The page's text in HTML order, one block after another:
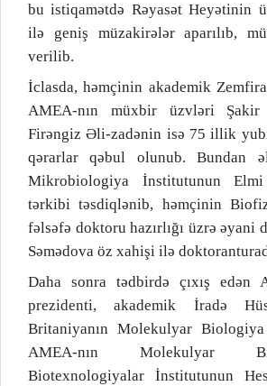
bu istiqamətdə Rəyasət Heyətinin
ilə geniş müzakirələr aparılıb,
verilib.
İclasda, həmçinin akademik
AMEA-nın müxbir üzvləri
Firəngiz Əli-zadənin isə 75 illik
qərarlar qəbul olunub. Bundan
Mikrobiologiya İnstitutunun Elmi
tərkibi təsdiqlənib, həmçinin
fəlsəfə doktoru hazırlığı üzrə əyani
Səmədova öz xahişi ilə
Daha sonra tədbirdə çıxış edən
prezidenti, akademik İradə
Britaniyanın Molekulyar
AMEA-nın Molekulyar
Biotexnologiyalar İnstitutunun